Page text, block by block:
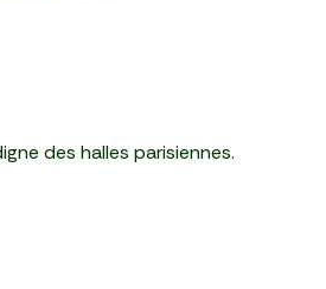
des halles parisiennes.